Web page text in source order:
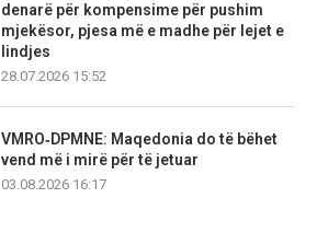
denarë për kompensime për pushim
mjekësor, pjesa më e madhe për lejet e
lindjes
28.07.2026 15:52
VMRO‑DPMNE: Maqedonia do të bëhet
vend më i mirë për të jetuar
03.08.2026 16:17